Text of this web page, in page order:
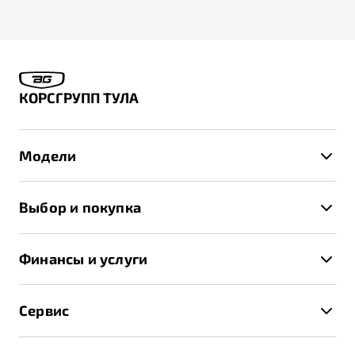
КОРСГРУПП ТУЛА
Модели
X70
Выбор и покупка
Спецпредложения и Акции
Записаться на тест-драйв
Получить предложение
Финансы и услуги
Трейд-ин
Сервис